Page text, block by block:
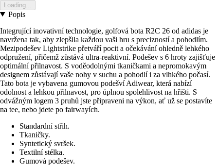
Loading...
Popis
Integrující inovativní technologie, golfová bota R2C 26 od adidas je
navržena tak, aby zlepšila každou vaši hru s precizností a pohodlím.
Mezipodešev Lightstrike přetváří pocit a očekávání ohledně lehkého
odpružení, přičemž zůstává ultra-reaktivní. Podešev s 6 hroty zajišťuje
optimální přilnavost. S voděodolnými tkaničkami a nepromokavým
designem zůstávají vaše nohy v suchu a pohodlí i za vlhkého počasí.
Tato bota je vybavena gumovou podešví Adiwear, která nabízí
odolnost a lehkou přilnavost, pro úplnou spolehlivost na hřišti. S
odvážným logem 3 pruhů jste připraveni na výkon, ať už se postavíte
na tee, nebo jdete po fairwayích.
Standardní střih.
Tkaničky.
Syntetický svršek.
Textilní stélka.
Gumová podešev.